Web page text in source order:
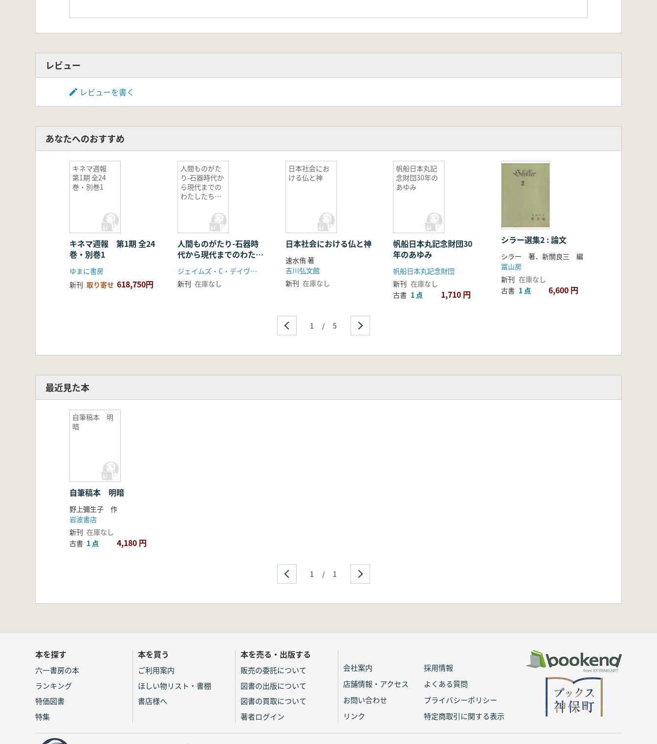
レビュー
レビューを書く
あなたへのおすすめ
キネマ週報
第1期 全24
巻・別巻1
キネマ週報 第1期 全24
巻・別巻1
ゆまに書房
新刊 取り寄せ 618,750円
人間ものがた
り-石器時代か
ら現代までの
わたしたちの
人間ものがたり-石器時
代から現代までのわたし
たちの歴史-
ジェイムズ・C・デイヴィス NHK出版
新刊 在庫なし
日本社会にお
ける仏と神
日本社会における仏と神
速水侑 著
吉川弘文館
新刊 在庫なし
帆船日本丸記
念財団30年の
あゆみ
帆船日本丸記念財団30
年のあゆみ
帆船日本丸記念財団
新刊 在庫なし
古書 1 点 1,710 円
シラー選集2 : 論文
シラー 著、新關良三 編
冨山房
新刊 在庫なし
古書 1 点 6,600 円
1 / 5
最近見た本
自筆稿本 明
暗
自筆稿本 明暗
野上彌生子 作
岩波書店
新刊 在庫なし
古書 1 点 4,180 円
1 / 1
本を探す
六一書房の本
ランキング
特価図書
特集
本を買う
ご利用案内
ほしい物リスト・書棚
書店様へ
本を売る・出版する
販売の委託について
図書の出版について
図書の買取について
著者ログイン
会社案内
採用情報
店舗情報・アクセス
よくある質問
お問い合わせ
プライバシーポリシー
リンク
特定商取引に関する表示